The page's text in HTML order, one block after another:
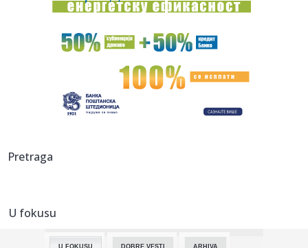
mlekare
12:21:NOVI DIV U TEL AVIVU: Armando Bakot zvanično pojačao
Makabi!
Američki senator ukazuje na napredak u Senatu dok se
12:19:Vučić se obraća medijima; "Španija nastavlja da poštuje
VIDE...
12:18:
Pretraga
U fokusu
U FOKUSU DOBRE VESTI ARHIVA